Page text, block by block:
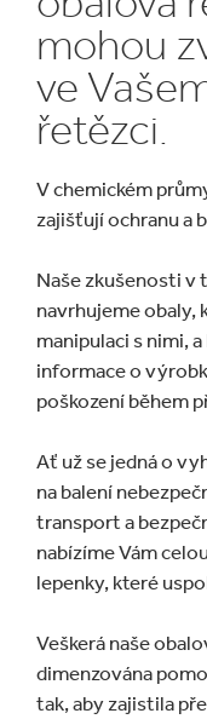
mohou
ve
řetězci.
V chemickém
zajišťují ochranu a
Naše zkušenosti v
navrhujeme obaly,
manipulaci s nimi,
informace o
poškození během
Ať už se jedná o
na balení
transport a
nabízíme Vám
lepenky, které
Veškerá naše
dimenzována
tak, aby zajistila